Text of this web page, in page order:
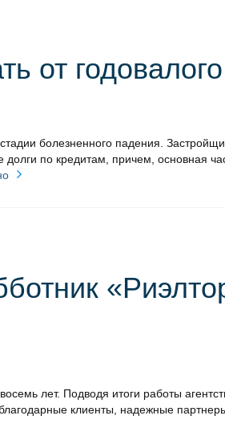
от
болезненного падения.
по кредитам, причем, основная
лет. Подводя итоги работы
клиенты, надежные